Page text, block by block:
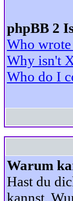
phpBB 2
Who
Why isn't
Who do I
Warum
Hast du
kannst.